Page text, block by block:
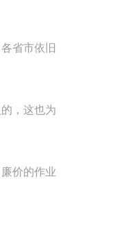
省市依旧
，这也为
价的作业